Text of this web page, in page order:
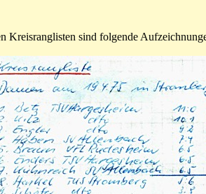
Kreisranglisten sind folgende